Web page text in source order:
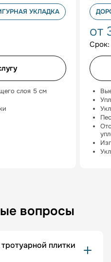
УКЛАДКА
слоя 5 см
от
Срок:
вопросы
плитки